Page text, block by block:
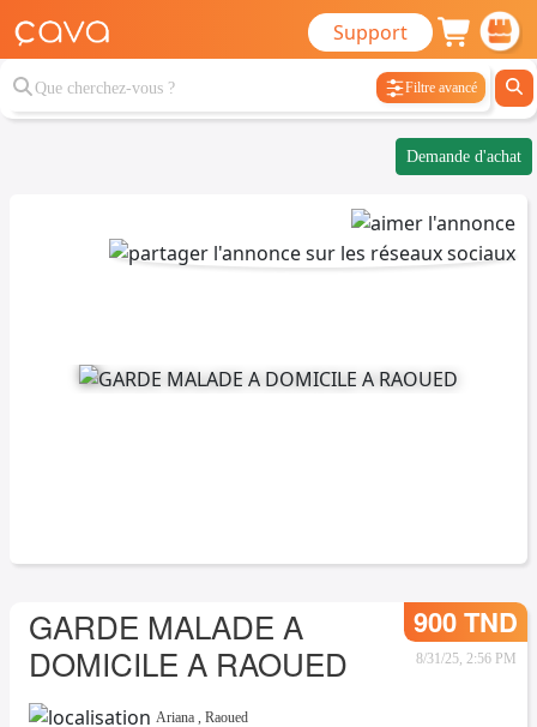
Support
Filtre avancé
Demande d'achat
GARDE MALADE A
DOMICILE A RAOUED
900 TND
8/31/25, 2:56 PM
Ariana , Raoued